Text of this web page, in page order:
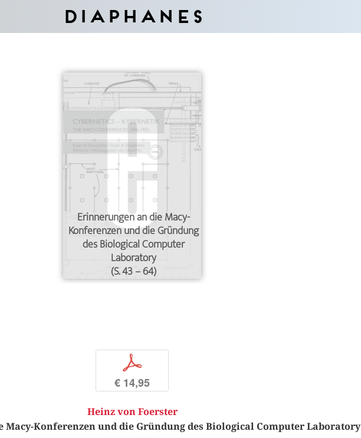
Diaphanes
Erinnerungen an die Macy-
Konferenzen und die Gründung
des Biological Computer
Laboratory
(S. 43 – 64)
p
€ 14,95
Heinz von Foerster
Macy-Konferenzen und die Gründung des Biological Computer Laboratory